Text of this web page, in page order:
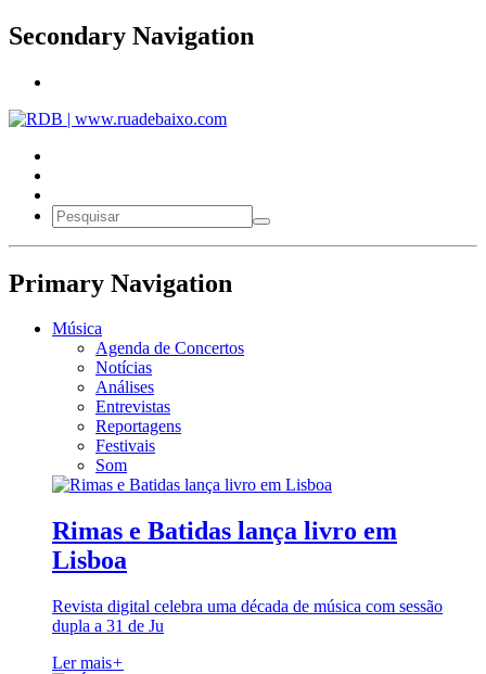
Secondary Navigation
Primary Navigation
Música
Agenda de Concertos
Notícias
Análises
Entrevistas
Reportagens
Festivais
Som
Rimas e Batidas lança livro em
Lisboa
Revista digital celebra uma década de música com sessão
dupla a 31 de Ju
Ler mais+